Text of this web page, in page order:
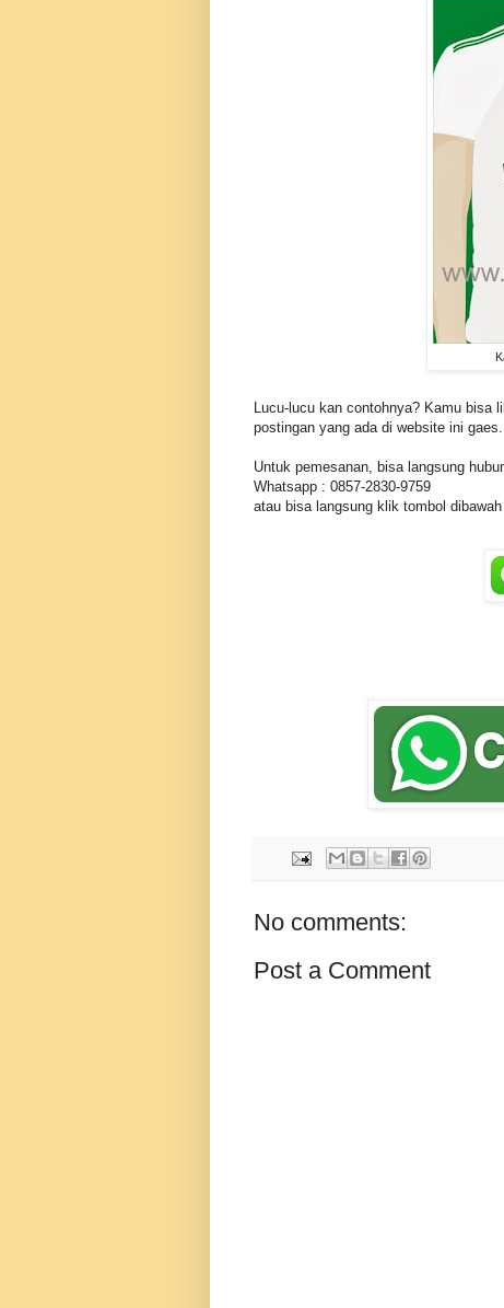
Lucu-lucu kan contohnya? Kamu
postingan yang ada di website ini
Untuk pemesanan, bisa langsung
Whatsapp : 0857-2830-9759
atau bisa langsung klik tombol dibawah
No comments:
Post a Comment